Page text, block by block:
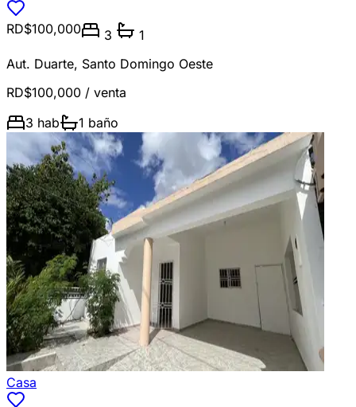
RD$100,000 3
1
Aut. Duarte, Santo Domingo Oeste
RD$100,000 / venta
3 hab 1 baño
Casa